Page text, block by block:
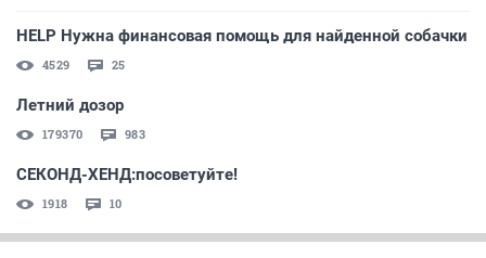
HELP Нужна финансовая помощь для найденной собачки
4529 25
Летний дозор
179370 983
СЕКОНД-ХЕНД:посоветуйте!
1918 10